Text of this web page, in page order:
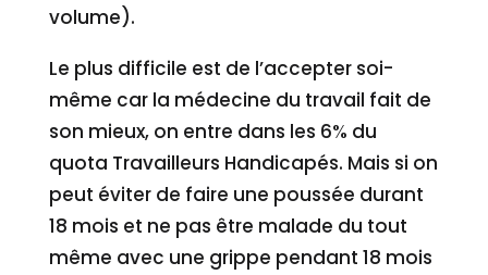
volume).
Le plus difficile est de l’accepter soi-
même car la médecine du travail fait de
son mieux, on entre dans les 6% du
quota Travailleurs Handicapés. Mais si on
peut éviter de faire une poussée durant
18 mois et ne pas être malade du tout
même avec une grippe pendant 18 mois